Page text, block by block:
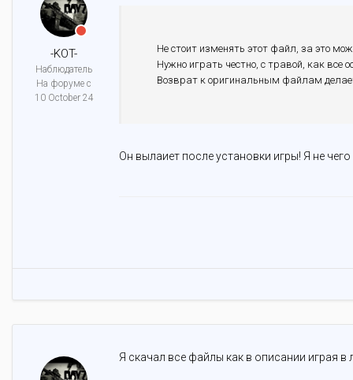
-KOT-
Наблюдатель
На форуме с
10 October 24
Не стоит изменять этот файл, за это
Нужно играть честно, с травой, как все
Возврат к оригинальным файлам
Он вылаиет после установки игры! Я не
Я скачал все файлы как в описании играя в